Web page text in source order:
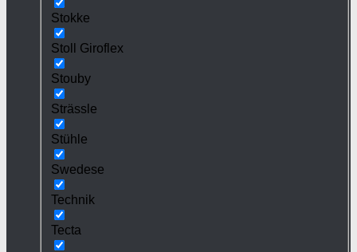
Stokke
Stoll Giroflex
Stouby
Strässle
Stühle
Swedese
Technik
Tecta